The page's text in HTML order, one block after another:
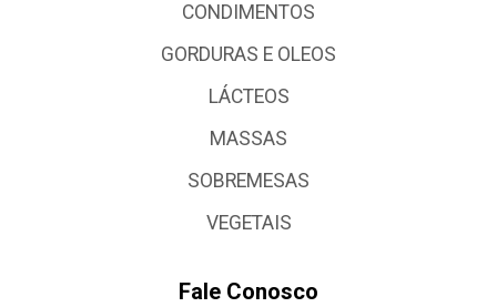
CONDIMENTOS
GORDURAS E OLEOS
LÁCTEOS
MASSAS
SOBREMESAS
VEGETAIS
Fale Conosco